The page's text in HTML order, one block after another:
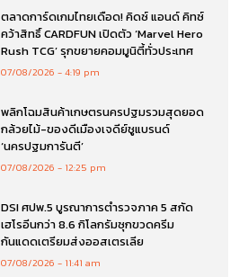
ตลาดการ์ดเกมไทยเดือด! คิดซ์ แอนด์ คิทซ์
คว้าสิทธิ์ CARDFUN เปิดตัว ‘Marvel Hero
Rush TCG’ รุกขยายคอมมูนิตี้ทั่วประเทศ
07/08/2026 4:19 pm
พลิกโฉมสินค้าเกษตรนครปฐมรวมสุดยอด
กล้วยไม้-ของดีเมืองเจดีย์ชูแบรนด์
‘นครปฐมการันตี’
07/08/2026 12:25 pm
DSI ศปพ.5 บูรณาการตำรวจภาค 5 สกัด
เฮโรอีนกว่า 8.6 กิโลกรัมซุกขวดครีม
กันแดดเตรียมส่งออสเตรเลีย
07/08/2026 11:41 am